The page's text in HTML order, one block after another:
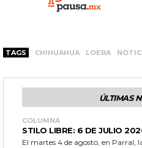
TAGS CHIHUAHUA LOERA
ÚLTIMAS
COLUMNA
STILO LIBRE: 6 DE JULIO
El martes 4 de agosto, en Parral,